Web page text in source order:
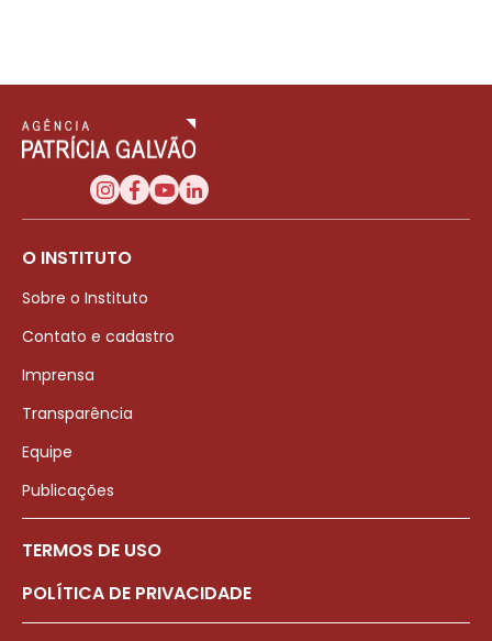
O INSTITUTO
Sobre o Instituto
Contato e cadastro
Imprensa
Transparência
Equipe
Publicações
TERMOS DE USO
POLÍTICA DE PRIVACIDADE